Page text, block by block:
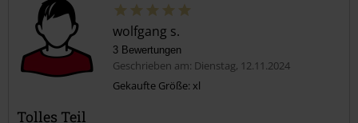
wolfgang s.
3 Bewertungen
Geschrieben am: Dienstag, 12.11.2024
Gekaufte Größe: xl
Tolles Teil